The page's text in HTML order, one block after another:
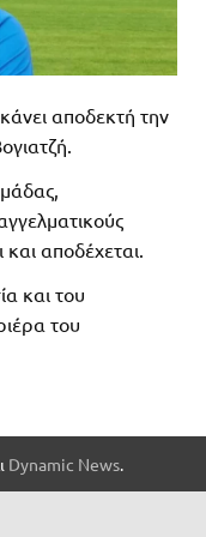
αποδεκτή την
αποδέχεται.
και του
του
Dynamic News.